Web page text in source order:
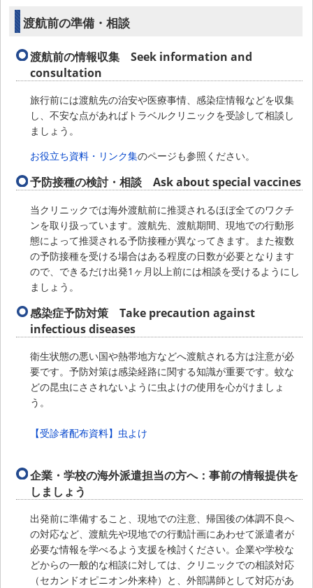
渡航前の準備・相談
渡航前の情報収集 Seek information and
consultation
旅行前には渡航先の治安や医療事情、感染症情報などを収集
し、不安な点があればトラベルクリニックを受診して相談し
ましょう。
お役立ち資料・リンク集のページも参照ください。
予防接種の検討・相談 Ask about special vaccines
当クリニックでは海外渡航前に推奨されるほぼ全てのワクチ
ンを取り扱っています。渡航先、渡航期間、現地での行動形
態によって推奨される予防接種が異なってきます。また複数
の予防接種を受ける場合はある程度の日数が必要となります
ので、できるだけ出発1ヶ月以上前には相談を受けるようにし
ましょう。
感染症予防対策 Take precaution against
infectious diseases
衛生状態の悪い国や熱帯地方などへ渡航される方は注意が必
要です。予防対策は感染経路に関する知識が重要です。蚊な
どの昆虫にさされないように虫よけの使用を心がけましょ
う。
【受診者配布資料】虫よけ
企業・学校の海外派遣担当の方へ：事前の情報提供を
しましょう
出発前に準備すること、現地での注意、帰国後の体調不良へ
の対応など、渡航先や現地での行動計画にあわせて派遣者が
必要な情報を学べるよう支援を検討ください。企業や学校な
どからの一般的な相談に対しては、クリニックでの相談対応
（セカンドオピニオン外来枠）と、外部講師として対応があ